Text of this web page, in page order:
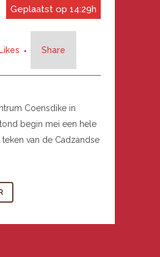
Geplaatst op 14:29h
Likes Share
Coensdike in
begin mei een hele
van de Cadzandse